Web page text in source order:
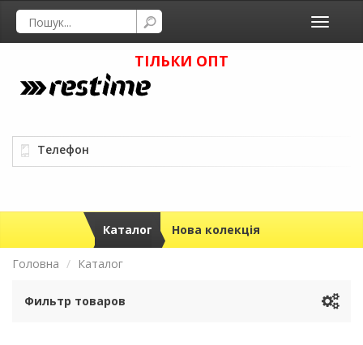
Toggle
ТІЛЬКИ ОПТ
Телефон
Каталог Нова колекція
Головна Каталог
Фильтр товаров